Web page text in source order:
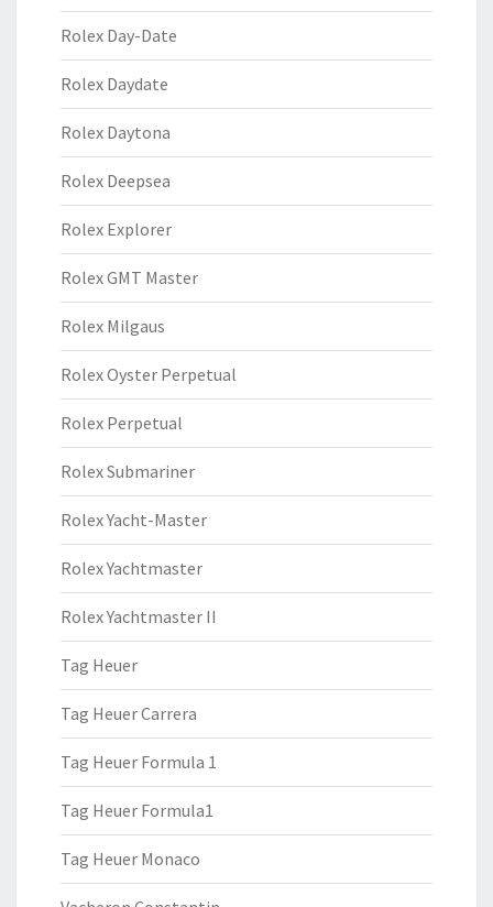
Rolex Day-Date
Rolex Daydate
Rolex Daytona
Rolex Deepsea
Rolex Explorer
Rolex GMT Master
Rolex Milgaus
Rolex Oyster Perpetual
Rolex Perpetual
Rolex Submariner
Rolex Yacht-Master
Rolex Yachtmaster
Rolex Yachtmaster II
Tag Heuer
Tag Heuer Carrera
Tag Heuer Formula 1
Tag Heuer Formula1
Tag Heuer Monaco